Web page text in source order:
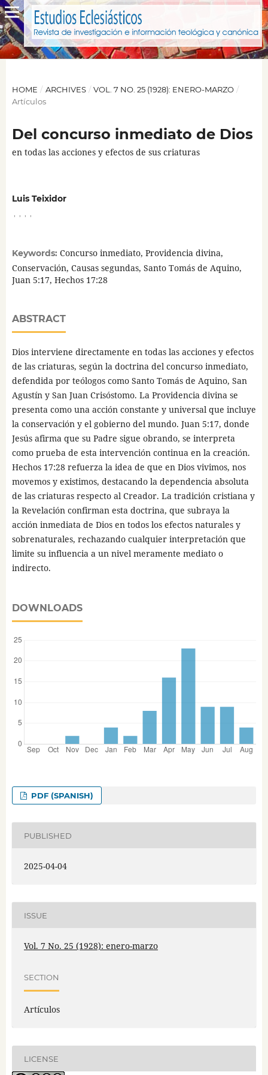
HOME / ARCHIVES / VOL. 7 NO. 25 (1928): ENERO-MARZO /
Artículos
Del concurso inmediato de Dios
en todas las acciones y efectos de sus criaturas
Luis Teixidor
Keywords: Concurso inmediato, Providencia divina,
Conservación, Causas segundas, Santo Tomás de Aquino,
Juan 5:17, Hechos 17:28
ABSTRACT
Dios interviene directamente en todas las acciones y efectos
de las criaturas, según la doctrina del concurso inmediato,
defendida por teólogos como Santo Tomás de Aquino, San
Agustín y San Juan Crisóstomo. La Providencia divina se
presenta como una acción constante y universal que incluye
la conservación y el gobierno del mundo. Juan 5:17, donde
Jesús afirma que su Padre sigue obrando, se interpreta
como prueba de esta intervención continua en la creación.
Hechos 17:28 refuerza la idea de que en Dios vivimos, nos
movemos y existimos, destacando la dependencia absoluta
de las criaturas respecto al Creador. La tradición cristiana y
la Revelación confirman esta doctrina, que subraya la
acción inmediata de Dios en todos los efectos naturales y
sobrenaturales, rechazando cualquier interpretación que
limite su influencia a un nivel meramente mediato o
indirecto.
DOWNLOADS
PDF (SPANISH)
PUBLISHED
2025-04-04
ISSUE
Vol. 7 No. 25 (1928): enero-marzo
SECTION
Artículos
LICENSE